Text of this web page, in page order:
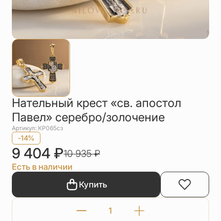
Упаковка
Цепи
Чётки
Шнурки на
Другое
Нательный крест «св. апостол
Павел» серебро/золочение
Артикул: КР065сз
-14%
9 404 ₽10 935₽
Есть в наличии
Купить
Количество